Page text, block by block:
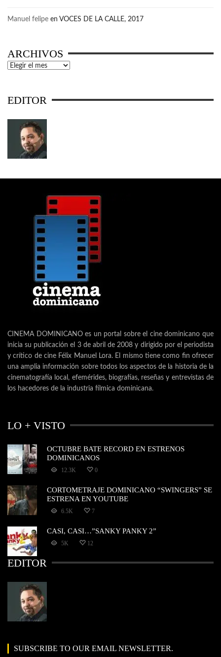
Manuel felipe en VOCES DE LA CALLE, 2017
ARCHIVOS
Archivos
EDITOR
CINEMA DOMINICANO es un portal sobre el cine dominicano que
inicia su publicación el 3 de abril de 2008 y dirigido por el periodista
y crítico de cine Félix Manuel Lora. El mismo tiene como fin ofrecer
una amplia información sobre todos los aspectos de la historia de la
cinematografía local, efemérides, biografías, reseñas y entrevistas de
los hacedores de la industria fílmica dominicana.
LO + VISTO
OCTUBRE BATE RECORD EN ESTRENOS
DOMINICANOS
12.3K 0
CORTOMETRAJE DOMINICANO “SWINGERS” SE
ESTRENA EN YOUTUBE
6.5K 7
CASI, CASI…”SANKY PANKY 2”
5K 12
EDITOR
SUBSCRIBE TO OUR EMAIL NEWSLETTER.